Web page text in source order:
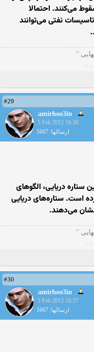
می‌کنند. احتمالا
نفتی می‌توانند
"
. .
#29
amirhoo3in
5 Feb 2012 16:30
ارسالها: 1667
ستاره دریایی، الگوهای
است. ستاره‌های دریایی
می‌دهند.
"
. .
#30
amirhoo3in
5 Feb 2012 16:37
ارسالها: 1667